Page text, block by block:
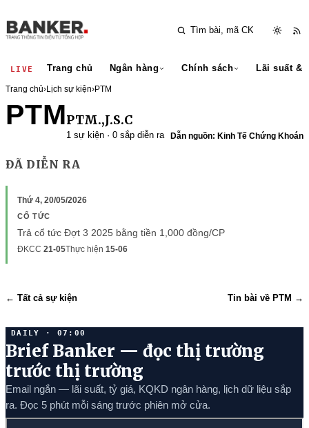
LIVE Trang chủ Ngân hàng Chính sách Lãi suất &
Trang chủ›Lịch sự kiện›PTM
PTMPTM.,J.S.C
1 sự kiện · 0 sắp diễn ra Dẫn nguồn: Kinh Tế Chứng Khoán
ĐÃ DIỄN RA
Thứ 4, 20/05/2026
CỔ TỨC
Trả cổ tức Đợt 3 2025 bằng tiền 1,000 đồng/CP
ĐKCC 21-05Thực hiện 15-06
← Tất cả sự kiện Tin bài về PTM →
DAILY · 07:00
Brief Banker — đọc thị trường
trước thị trường
Email ngắn — lãi suất, tỷ giá, KQKD ngân hàng, lịch dữ liệu sắp
ra. Đọc 5 phút mỗi sáng trước phiên mở cửa.